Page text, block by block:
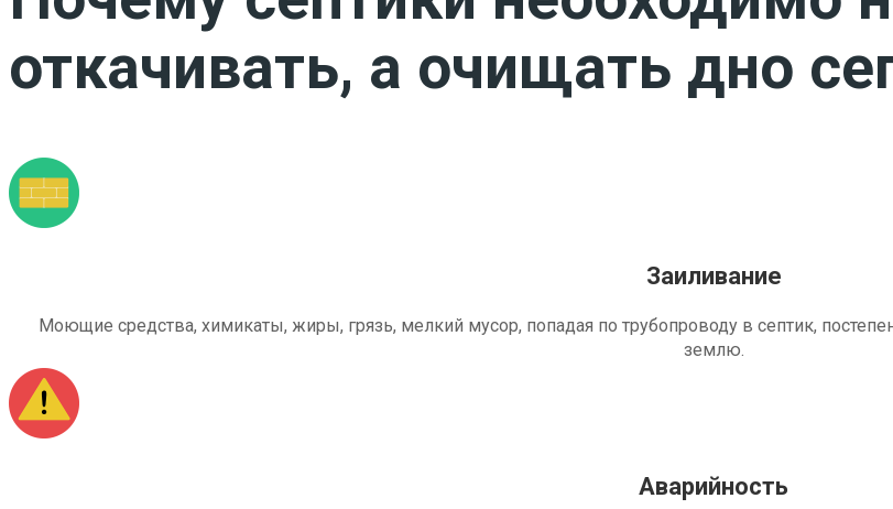
откачивать, а очищать дно
Заиливание
Моющие средства, химикаты, жиры, грязь, мелкий мусор, попадая по трубопроводу в септик,
землю.
Аварийность